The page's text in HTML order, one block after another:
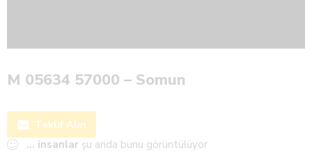
M 05634 57000 – Somun
Teklif Alın
... insanlar şu anda bunu görüntülüyor